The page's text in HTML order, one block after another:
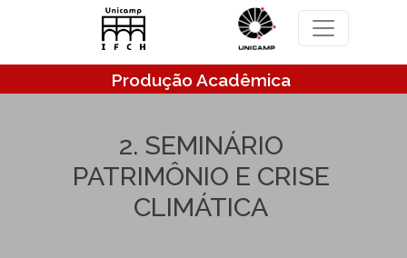
Pular para o conteúdo principal
Produção Acadêmica
2. SEMINÁRIO
PATRIMÔNIO E CRISE
CLIMÁTICA